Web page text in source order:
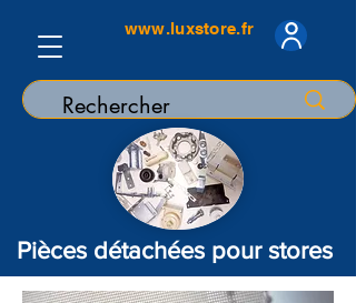
www.luxstore.fr
Pièces détachées pour stores